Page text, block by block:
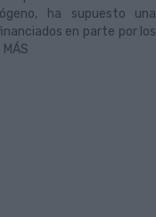
ha supuesto una
en parte por los